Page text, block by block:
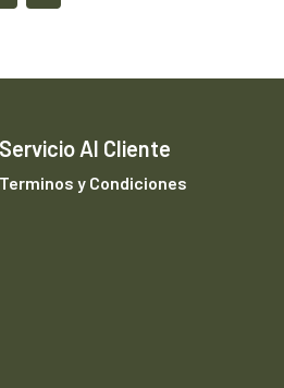
Servicio Al Cliente
Terminos y Condiciones